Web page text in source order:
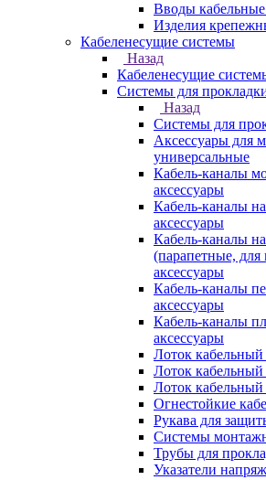
Вводы
Изделия
Кабеленесущие системы
Назад
Кабеленесущие
Системы для
Назад
Системы для
Аксессуары для
универсальные
Кабель-каналы
аксессуары
Кабель-каналы
аксессуары
Кабель-каналы
(парапетные,
аксессуары
Кабель-каналы
аксессуары
Кабель-каналы
аксессуары
Лоток
Лоток кабельный
Лоток
Огнестойкие
Рукава для
Системы
Трубы для
Указатели